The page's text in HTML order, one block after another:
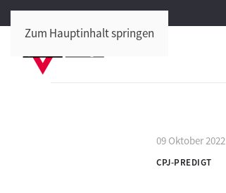
Zum Hauptinhalt springen
09 Oktober 2022
CPJ-PREDIGT